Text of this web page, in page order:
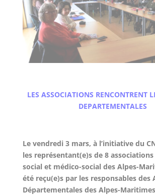
LES ASSOCIATIONS RENCONTRENT
DEPARTEMENTALES
Le vendredi 3 mars, à l’initiative du
les représentant(e)s de 8
social et médico-social des Alpes-
été reçu(e)s par les responsables des
Départementales des Alpes-